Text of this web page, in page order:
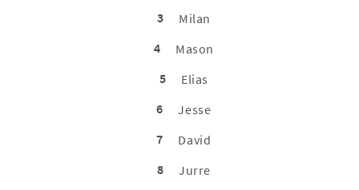
3
Milan
4
Mason
5
Elias
6
Jesse
7
David
8
Jurre